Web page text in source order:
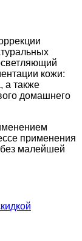
кожи:
а также
домашнего
применения
без малейшей